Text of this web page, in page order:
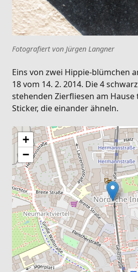
Fotografiert von Jürgen Langner
Eins von zwei Hippie-blümchen
18 vom 14. 2. 2014. Die 4
stehenden Zierfliesen am Hause
Sticker, die einander ähneln.
+
−